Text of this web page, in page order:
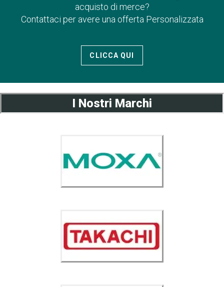
acquisto di merce?
Contattaci per avere una offerta Personalizzata
CLICCA QUI
I Nostri Marchi